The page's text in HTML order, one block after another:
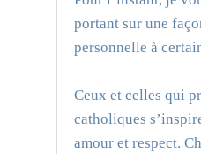
portant sur une
personnelle à
Ceux et celles qui
catholiques
amour et respect.